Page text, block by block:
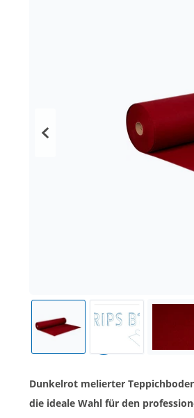
Dunkelrot melierter
die ideale Wahl für den